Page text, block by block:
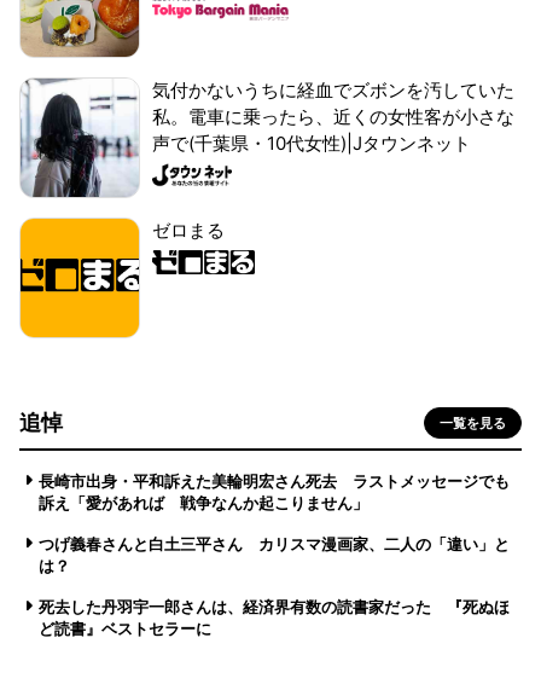
気付かないうちに経血でズボンを汚していた
私。電車に乗ったら、近くの女性客が小さな
声で(千葉県・10代女性)|Jタウンネット
ゼロまる
追悼 一覧を見る
長崎市出身・平和訴えた美輪明宏さん死去 ラストメッセージでも
訴え「愛があれば 戦争なんか起こりません」
つげ義春さんと白土三平さん カリスマ漫画家、二人の「違い」と
は？
死去した丹羽宇一郎さんは、経済界有数の読書家だった 『死ぬほ
ど読書』ベストセラーに